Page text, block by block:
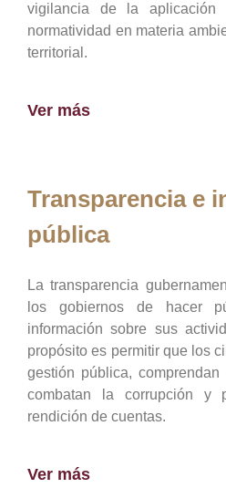
vigilancia de la aplicación
normatividad en materia
territorial.
Ver más
Transparencia e
pública
La transparencia
los gobiernos de hacer
información sobre sus
propósito es permitir que los
gestión pública,
combatan la corrupción y
rendición de cuentas.
Ver más